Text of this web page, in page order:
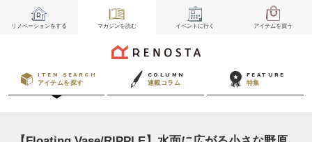
リノベーションをする マガジンを読む イベント に行く アイテムを買う
ITEM SEARCH
アイテムを探す
COLUMN
連載コラム
FEATURE
特集